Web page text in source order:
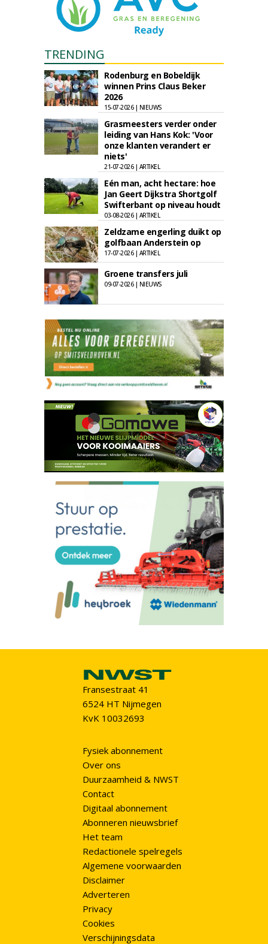
TRENDING
Rodenburg en Bobeldijk
winnen Prins Claus Beker
2026
15-07-2026 | NIEUWS
Grasmeesters verder onder
leiding van Hans Kok: 'Voor
onze klanten verandert er
niets'
21-07-2026 | ARTIKEL
Eén man, acht hectare: hoe
Jan Geert Dijkstra Shortgolf
Swifterbant op niveau houdt
03-08-2026 | ARTIKEL
Zeldzame engerling duikt op
golfbaan Anderstein op
17-07-2026 | ARTIKEL
Groene transfers juli
09-07-2026 | NIEUWS
Fransestraat 41
6524 HT Nijmegen
KvK 10032693
Fysiek abonnement
Over ons
Duurzaamheid & NWST
Contact
Digitaal abonnement
Abonneren nieuwsbrief
Het team
Redactionele spelregels
Algemene voorwaarden
Disclaimer
Adverteren
Privacy
Cookies
Verschijningsdata